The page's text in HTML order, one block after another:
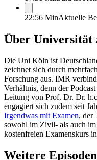
22:56 MinAktuelle
Über Universität
Die Uni Köln ist
zeichnet sich durch
Forschung aus. IMR
Verhältnis, denn der
Leitung von Prof. Dr. Dr.
engagiert sich zudem seit
Irgendwas mit Examen, der
sowohl im Zivil- als auch
kostenfreien Examenskurs
Weitere